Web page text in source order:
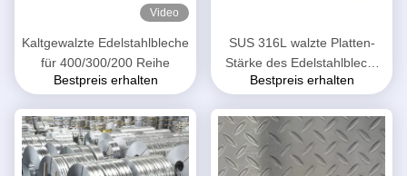
Video
Kaltgewalzte Edelstahlbleche
für 400/300/200 Reihe
Bestpreis erhalten
SUS 316L walzte Platten-
Stärke des Edelstahlblech-
0.12mm -1.2mm kalt
Bestpreis erhalten